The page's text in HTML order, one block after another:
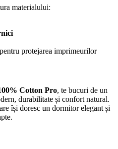
materialului:
pentru protejarea imprimeurilor
Cotton Pro, te bucuri de un
durabilitate și confort natural.
își doresc un dormitor elegant și